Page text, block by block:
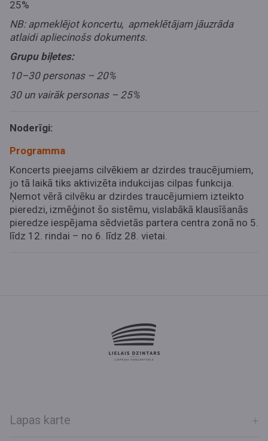
25%
NB: apmeklējot koncertu, apmeklētājam jāuzrāda
atlaidi apliecinošs dokuments.
Grupu biļetes:
10–30 personas – 20%
30 un vairāk personas – 25%
Noderīgi:
Programma
Koncerts pieejams cilvēkiem ar dzirdes traucējumiem,
jo tā laikā tiks aktivizēta indukcijas cilpas funkcija.
Ņemot vērā cilvēku ar dzirdes traucējumiem izteikto
pieredzi, izmēģinot šo sistēmu, vislabākā klausīšanās
pieredze iespējama sēdvietās partera centra zonā no 5.
līdz 12. rindai – no 6. līdz 28. vietai.
Lapas karte